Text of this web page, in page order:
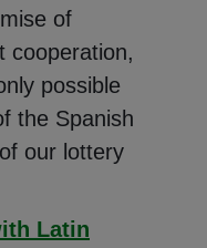
of
cooperation,
possible
the Spanish
our lottery
Latin